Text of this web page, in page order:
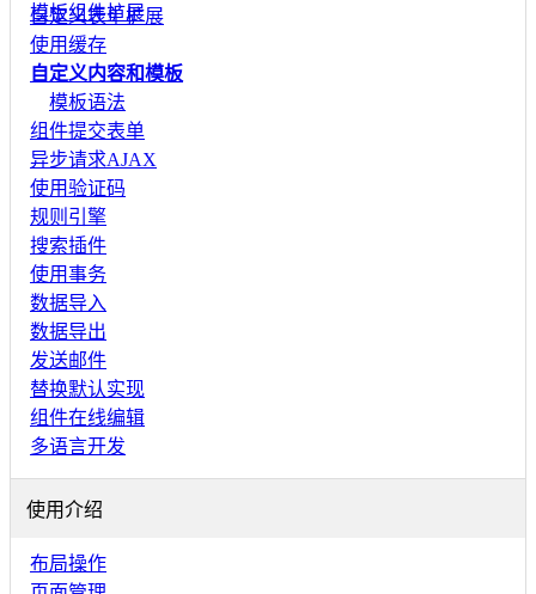
模板组件扩展
自定义表单扩展
使用缓存
自定义内容和模板
模板语法
组件提交表单
异步请求AJAX
使用验证码
规则引擎
搜索插件
使用事务
数据导入
数据导出
发送邮件
替换默认实现
组件在线编辑
多语言开发
使用介绍
布局操作